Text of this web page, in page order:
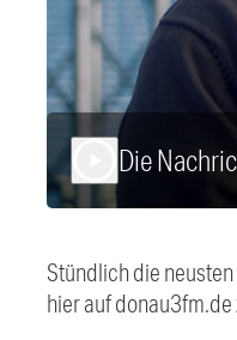
Die
Stündlich die
hier auf donau3fm.de